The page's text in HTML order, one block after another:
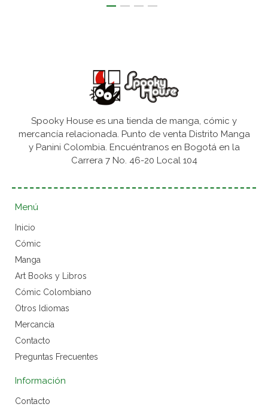
Spooky House es una tienda de manga, cómic y
mercancía relacionada. Punto de venta Distrito Manga
y Panini Colombia. Encuéntranos en Bogotá en la
Carrera 7 No. 46-20 Local 104
Menú
Inicio
Cómic
Manga
Art Books y Libros
Cómic Colombiano
Otros Idiomas
Mercancía
Contacto
Preguntas Frecuentes
Información
Contacto